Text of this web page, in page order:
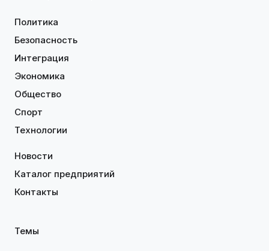
Политика
Безопасность
Интеграция
Экономика
Общество
Спорт
Технологии
Новости
Каталог предприятий
Контакты
Темы